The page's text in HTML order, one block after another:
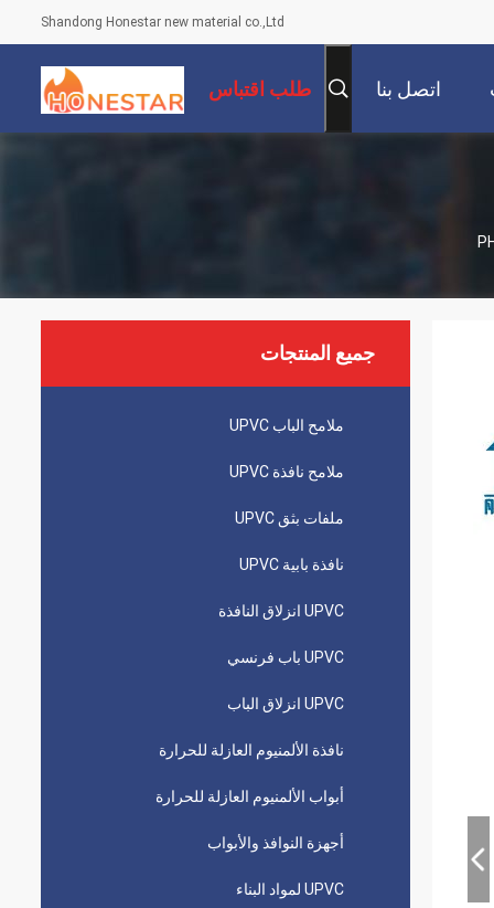
Shandong Honestar new material co.,Ltd
اتصل بنا طلب اقتباس
جميع المنتجات
ملامح الباب UPVC
ملامح نافذة UPVC
ملفات بثق UPVC
نافذة بابية UPVC
UPVC انزلاق النافذة
UPVC باب فرنسي
UPVC انزلاق الباب
نافذة الألمنيوم العازلة للحرارة
أبواب الألمنيوم العازلة للحرارة
أجهزة النوافذ والأبواب
UPVC لمواد البناء